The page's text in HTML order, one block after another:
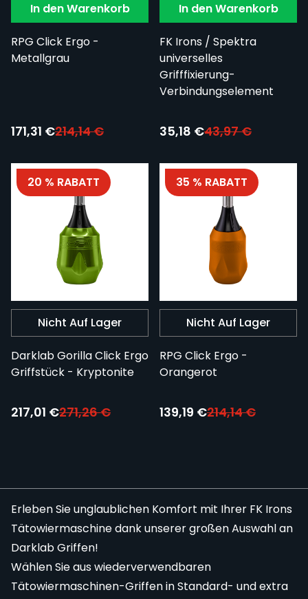
In den Warenkorb
RPG Click Ergo -
Metallgrau
Sonderpreis:
171,31 €214,14 €
In den Warenkorb
FK Irons / Spektra
universelles
Grifffixierung-
Verbindungselement
Sonderpreis:
35,18 €43,97 €
Nicht Auf Lager
Darklab Gorilla Click Ergo
Griffstück - Kryptonite
20 % RABATT
Sonderpreis:
217,01 €271,26 €
Nicht Auf Lager
RPG Click Ergo -
Orangerot
35 % RABATT
Sonderpreis:
139,19 €214,14 €
Erleben Sie unglaublichen Komfort mit Ihrer FK Irons
Tätowiermaschine dank unserer großen Auswahl an
Darklab Griffen!
Wählen Sie aus wiederverwendbaren
Tätowiermaschinen-Griffen in Standard- und extra